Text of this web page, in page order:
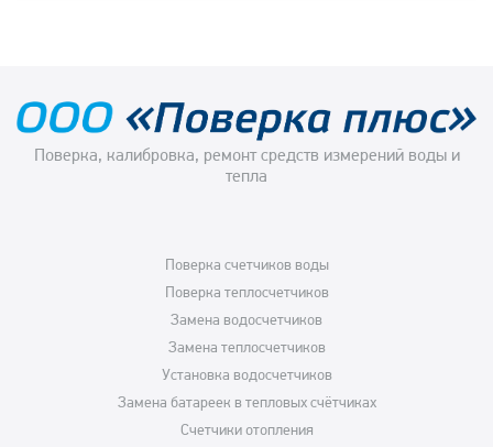
Поверка, калибровка, ремонт средств измерений воды и
тепла
Поверка счетчиков воды
Поверка теплосчетчиков
Замена водосчетчиков
Замена теплосчетчиков
Установка водосчетчиков
Замена батареек в тепловых счётчиках
Счетчики отопления